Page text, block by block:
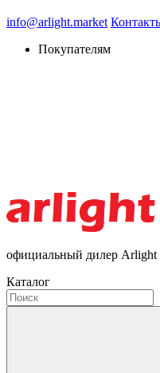
info@arlight.market
Покупателям
официальный дилер Arlight
Каталог